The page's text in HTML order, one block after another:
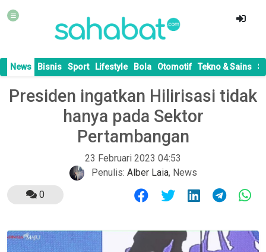
News Bisnis Sport Lifestyle Bola Otomotif Tekno & Sains
Presiden ingatkan Hilirisasi tidak
hanya pada Sektor
Pertambangan
23 Februari 2023 04:53
Penulis: Alber Laia, News
0